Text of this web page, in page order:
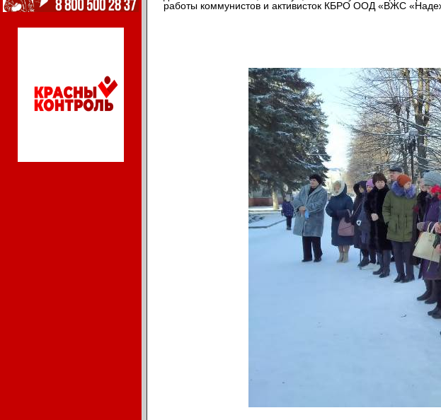
работы коммунистов и активисток КБРО ООД «ВЖС